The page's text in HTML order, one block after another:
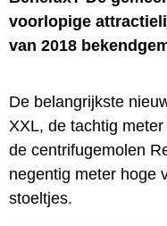
voorlopige
van 2018
De belangrijkste
XXL, de tachtig
de centrifugemolen
negentig meter hoge
stoeltjes.